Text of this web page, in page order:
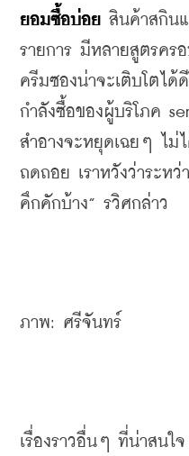
ยอมซื้อบ่อย สินค้าสกินแ
รายการ มีหลายสูตรคร
ครีมซองน่าจะเติบโตได้
กำลังซื้อของผู้บริโภค
สำอางจะหยุดเฉยๆ ไม่
ถดถอย เราหวังว่าระห
คึกคักบ้าง” รวิศกล่าว
ภาพ: ศรีจันทร์
เรื่องราวอื่นๆ ที่น่าสนใ